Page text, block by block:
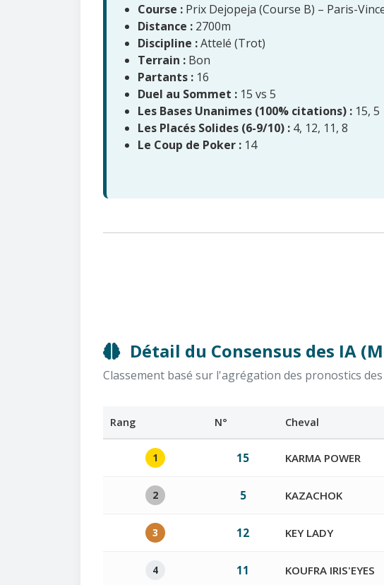
Course : Prix Dejopeja (Course B) – Paris-
Distance : 2700m
Discipline :Attelé (Trot)
Terrain : Bon
Partants : 16
Duel au Sommet : 15 vs 5
Les Bases Unanimes (100% citations) : 15, 5
Les Placés Solides (6-9/10) : 4, 12, 11, 8
Le Coup de Poker : 14
Détail du Consensus des IA
Classement basé sur l'agrégation des pronostics
Rang N° Cheval
1 15 KARMA POWER
2 5 KAZACHOK
3 12 KEY LADY
4 11 KOUFRA IRIS'EYES